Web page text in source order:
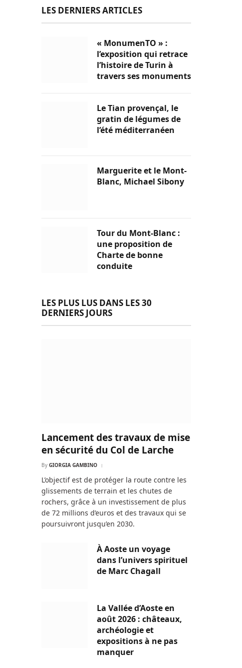
LES DERNIERS ARTICLES
« MonumenTO » :
l’exposition qui retrace
l’histoire de Turin à
travers ses monuments
Le Tian provençal, le
gratin de légumes de
l’été méditerranéen
Marguerite et le Mont-
Blanc, Michael Sibony
Tour du Mont-Blanc :
une proposition de
Charte de bonne
conduite
LES PLUS LUS DANS LES 30
DERNIERS JOURS
Lancement des travaux de mise
en sécurité du Col de Larche
By GIORGIA GAMBINO
L’objectif est de protéger la route contre les
glissements de terrain et les chutes de
rochers, grâce à un investissement de plus
de 72 millions d’euros et des travaux qui se
poursuivront jusqu’en 2030.
À Aoste un voyage
dans l’univers spirituel
de Marc Chagall
La Vallée d’Aoste en
août 2026 : châteaux,
archéologie et
expositions à ne pas
manquer